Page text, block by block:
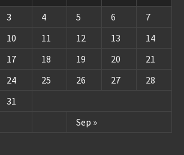
Sep »
3 4 5 6
7
10 11 12 13
14
17 18 19 20
21
24 25 26 27
28
31